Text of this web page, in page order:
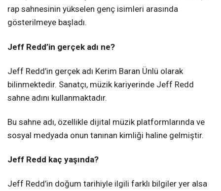
rap sahnesinin yükselen genç isimleri arasında
gösterilmeye başladı.
Jeff Redd’in gerçek adı ne?
Jeff Redd’in gerçek adı Kerim Baran Ünlü olarak
bilinmektedir. Sanatçı, müzik kariyerinde Jeff Redd
sahne adını kullanmaktadır.
Bu sahne adı, özellikle dijital müzik platformlarında ve
sosyal medyada onun tanınan kimliği haline gelmiştir.
Jeff Redd kaç yaşında?
Jeff Redd’in doğum tarihiyle ilgili farklı bilgiler yer alsa